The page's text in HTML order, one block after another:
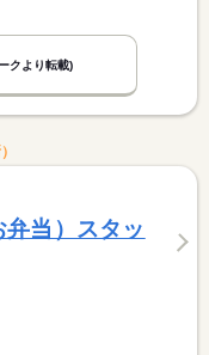
クより転載)
当）スタッ